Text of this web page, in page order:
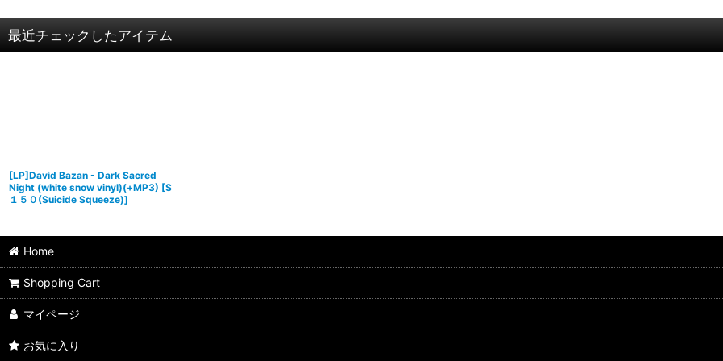
最近チェックしたアイテム
[LP]David Bazan - Dark Sacred
Night (white snow vinyl)(+MP3) [S
１５０(Suicide Squeeze)]
Home
Shopping Cart
マイページ
お気に入り